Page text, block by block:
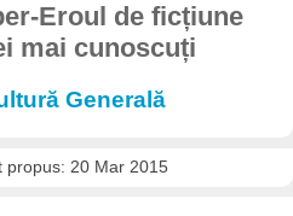
Eroul de ficțiune
mai cunoscuți
Generală
propus: 20 Mar 2015